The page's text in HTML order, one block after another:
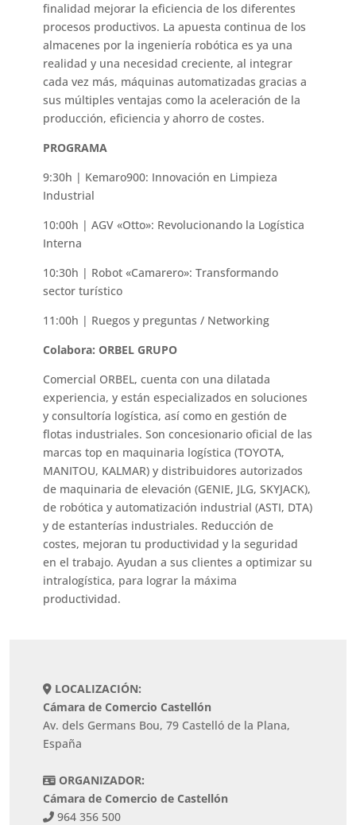
finalidad mejorar la eficiencia de los diferentes
procesos productivos. La apuesta continua de los
almacenes por la ingeniería robótica es ya una
realidad y una necesidad creciente, al integrar
cada vez más, máquinas automatizadas gracias a
sus múltiples ventajas como la aceleración de la
producción, eficiencia y ahorro de costes.
PROGRAMA
9:30h | Kemaro900: Innovación en Limpieza
Industrial
10:00h |AGV «Otto»: Revolucionando la Logística
Interna
10:30h | Robot «Camarero»: Transformando
sector turístico
11:00h | Ruegos y preguntas / Networking
Colabora: ORBEL GRUPO
Comercial ORBEL, cuenta con una dilatada
experiencia, y están especializados en soluciones
y consultoría logística, así como en gestión de
flotas industriales. Son concesionario oficial de las
marcas top en maquinaria logística (TOYOTA,
MANITOU, KALMAR) y distribuidores autorizados
de maquinaria de elevación (GENIE, JLG, SKYJACK),
de robótica y automatización industrial (ASTI, DTA)
y de estanterías industriales. Reducción de
costes, mejoran tu productividad y la seguridad
en el trabajo. Ayudan a sus clientes a optimizar su
intralogística, para lograr la máxima
productividad.
LOCALIZACIÓN:
Cámara de Comercio Castellón
Av. dels Germans Bou, 79 Castelló de la Plana,
España
ORGANIZADOR:
Cámara de Comercio de Castellón
964 356 500